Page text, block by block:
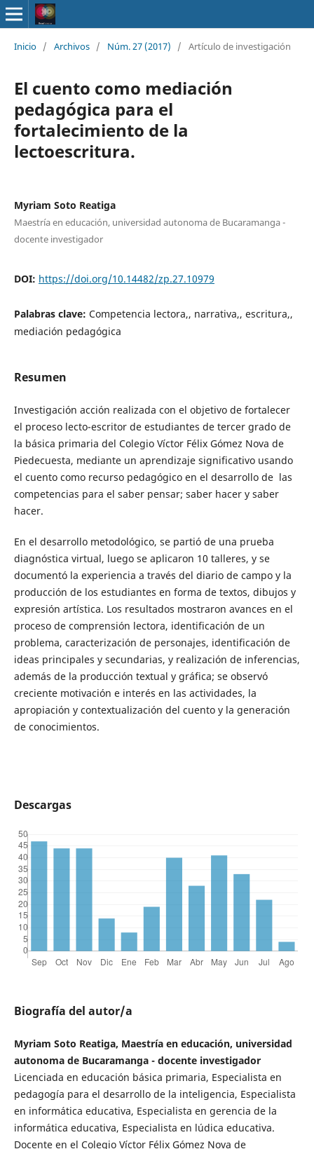
Inicio / Archivos / Núm. 27 (2017) / Artículo de investigación
El cuento como mediación
pedagógica para el
fortalecimiento de la
lectoescritura.
Myriam Soto Reatiga
Maestría en educación, universidad autonoma de Bucaramanga -
docente investigador
DOI: https://doi.org/10.14482/zp.27.10979
Palabras clave: Competencia lectora,, narrativa,, escritura,,
mediación pedagógica
Resumen
Investigación acción realizada con el objetivo de fortalecer
el proceso lecto-escritor de estudiantes de tercer grado de
la básica primaria del Colegio Víctor Félix Gómez Nova de
Piedecuesta, mediante un aprendizaje significativo usando
el cuento como recurso pedagógico en el desarrollo de las
competencias para el saber pensar; saber hacer y saber
hacer.
En el desarrollo metodológico, se partió de una prueba
diagnóstica virtual, luego se aplicaron 10 talleres, y se
documentó la experiencia a través del diario de campo y la
producción de los estudiantes en forma de textos, dibujos y
expresión artística. Los resultados mostraron avances en el
proceso de comprensión lectora, identificación de un
problema, caracterización de personajes, identificación de
ideas principales y secundarias, y realización de inferencias,
además de la producción textual y gráfica; se observó
creciente motivación e interés en las actividades, la
apropiación y contextualización del cuento y la generación
de conocimientos.
Descargas
Biografía del autor/a
Myriam Soto Reatiga, Maestría en educación, universidad
autonoma de Bucaramanga - docente investigador
Licenciada en educación básica primaria, Especialista en
pedagogía para el desarrollo de la inteligencia, Especialista
en informática educativa, Especialista en gerencia de la
informática educativa, Especialista en lúdica educativa.
Docente en el Colegio Víctor Félix Gómez Nova de